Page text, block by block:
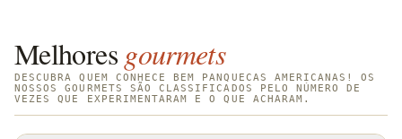
Melhores gourmets
DESCUBRA QUEM CONHECE BEM PANQUECAS AMERICANAS! OS
NOSSOS GOURMETS SÃO CLASSIFICADOS PELO NÚMERO DE
VEZES QUE EXPERIMENTARAM E O QUE ACHARAM.